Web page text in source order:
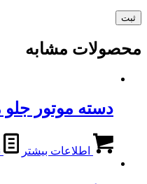
محصولات مشابه
دسته موتور
اطلاعات بیشتر